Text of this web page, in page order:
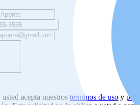
acepta nuestros términos de uso y